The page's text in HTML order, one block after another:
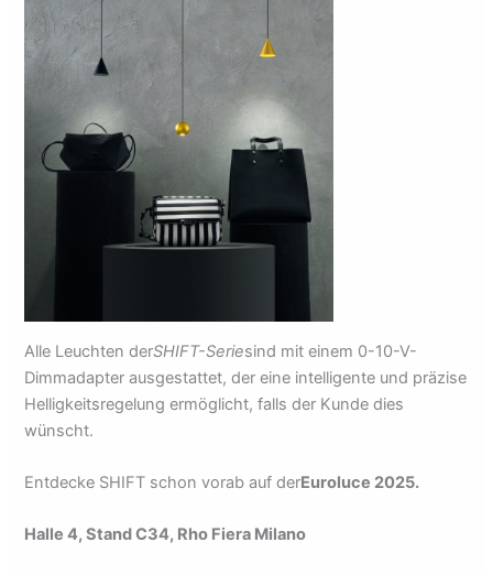
Alle Leuchten derSHIFT-Seriesind mit einem 0-10-V-
Dimmadapter ausgestattet, der eine intelligente und präzise
Helligkeitsregelung ermöglicht, falls der Kunde dies
wünscht.
Entdecke SHIFT schon vorab auf derEuroluce 2025.
Halle 4, Stand C34, Rho Fiera Milano